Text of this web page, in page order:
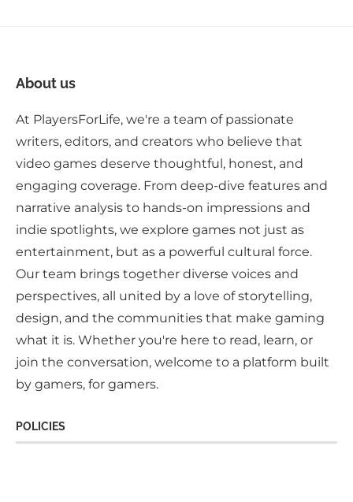
About us
At PlayersForLife, we're a team of passionate
writers, editors, and creators who believe that
video games deserve thoughtful, honest, and
engaging coverage. From deep-dive features and
narrative analysis to hands-on impressions and
indie spotlights, we explore games not just as
entertainment, but as a powerful cultural force.
Our team brings together diverse voices and
perspectives, all united by a love of storytelling,
design, and the communities that make gaming
what it is. Whether you're here to read, learn, or
join the conversation, welcome to a platform built
by gamers, for gamers.
POLICIES